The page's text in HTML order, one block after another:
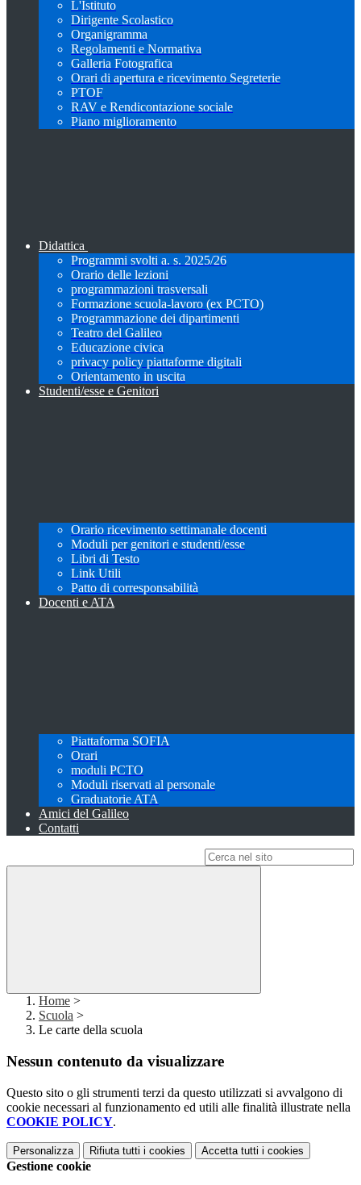
L'Istituto
Dirigente Scolastico
Organigramma
Regolamenti e Normativa
Galleria Fotografica
Orari di apertura e ricevimento Segreterie
PTOF
RAV e Rendicontazione sociale
Piano miglioramento
Didattica
Programmi svolti a. s. 2025/26
Orario delle lezioni
programmazioni trasversali
Formazione scuola-lavoro (ex PCTO)
Programmazione dei dipartimenti
Teatro del Galileo
Educazione civica
privacy policy piattaforme digitali
Orientamento in uscita
Studenti/esse e Genitori
Orario ricevimento settimanale docenti
Moduli per genitori e studenti/esse
Libri di Testo
Link Utili
Patto di corresponsabilità
Docenti e ATA
Piattaforma SOFIA
Orari
moduli PCTO
Moduli riservati al personale
Graduatorie ATA
Amici del Galileo
Contatti
Home >
Scuola >
Le carte della scuola
Nessun contenuto da visualizzare
Questo sito o gli strumenti terzi da questo utilizzati si avvalgono di
cookie necessari al funzionamento ed utili alle finalità illustrate nella
COOKIE POLICY.
Personalizza Rifiuta tutti i cookies Accetta tutti i cookies
Gestione cookie